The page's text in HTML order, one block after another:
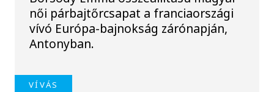
női párbajtőrcsapat a franciaországi
vívó Európa-bajnokság zárónapján,
Antonyban.
VÍVÁS